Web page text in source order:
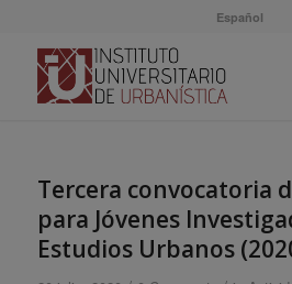
Español
Tercera convocatoria
para Jóvenes
Estudios Urbanos